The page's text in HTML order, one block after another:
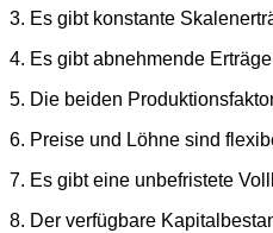
3. Es gibt konstante
4. Es gibt abnehmende
5. Die beiden
6. Preise und Löhne sind
7. Es gibt eine unbefristete
8. Der verfügbare